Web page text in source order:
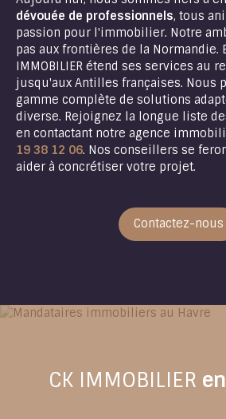
dévouée de professionnels, tous
passion pour l'immobilier. Notre
pas aux frontières de la Normandie.
IMMOBILIER étend ses services au
jusqu'aux Antilles françaises. Nous
gamme complète de solutions
diverse. Rejoignez la longue liste
en contactant notre agence
19 38 12 06. Nos conseillers se
aider à concrétiser votre projet.
Contactez-nous
CK IMMOBILIER